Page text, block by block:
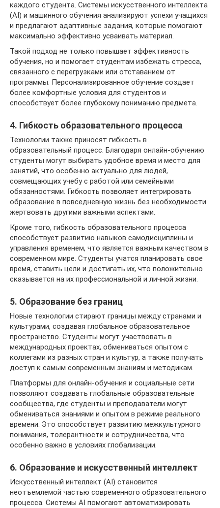
каждого студента. Системы искусственного интеллекта
(AI) и машинного обучения анализируют успехи учащихся
и предлагают адаптивные задания, которые помогают
максимально эффективно усваивать материал.
Такой подход не только повышает эффективность
обучения, но и помогает студентам избежать стресса,
связанного с перегрузками или отставанием от
программы. Персонализированное обучение создает
более комфортные условия для студентов и
способствует более глубокому пониманию предмета.
4. Гибкость образовательного процесса
Технологии также приносят гибкость в
образовательный процесс. Благодаря онлайн-обучению
студенты могут выбирать удобное время и место для
занятий, что особенно актуально для людей,
совмещающих учебу с работой или семейными
обязанностями. Гибкость позволяет интегрировать
образование в повседневную жизнь без необходимости
жертвовать другими важными аспектами.
Кроме того, гибкость образовательного процесса
способствует развитию навыков самодисциплины и
управления временем, что является важным качеством в
современном мире. Студенты учатся планировать свое
время, ставить цели и достигать их, что положительно
сказывается на их профессиональной и личной жизни.
5. Образование без границ
Новые технологии стирают границы между странами и
культурами, создавая глобальное образовательное
пространство. Студенты могут участвовать в
международных проектах, обмениваться опытом с
коллегами из разных стран и культур, а также получать
доступ к самым современным знаниям и методикам.
Платформы для онлайн-обучения и социальные сети
позволяют создавать глобальные образовательные
сообщества, где студенты и преподаватели могут
обмениваться знаниями и опытом в режиме реального
времени. Это способствует развитию межкультурного
понимания, толерантности и сотрудничества, что
особенно важно в условиях глобализации.
6. Образование и искусственный интеллект
Искусственный интеллект (AI) становится
неотъемлемой частью современного образовательного
процесса. Системы AI помогают автоматизировать